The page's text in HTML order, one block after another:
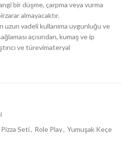
bir düşme, çarpma veya vurma
almayacaktır.
uzun vadeli kullanıma uygunluğu ve
açısından, kumaş ve ip
ve türevimateryal
Pizza Seti, Role Play, Yumuşak Keçe